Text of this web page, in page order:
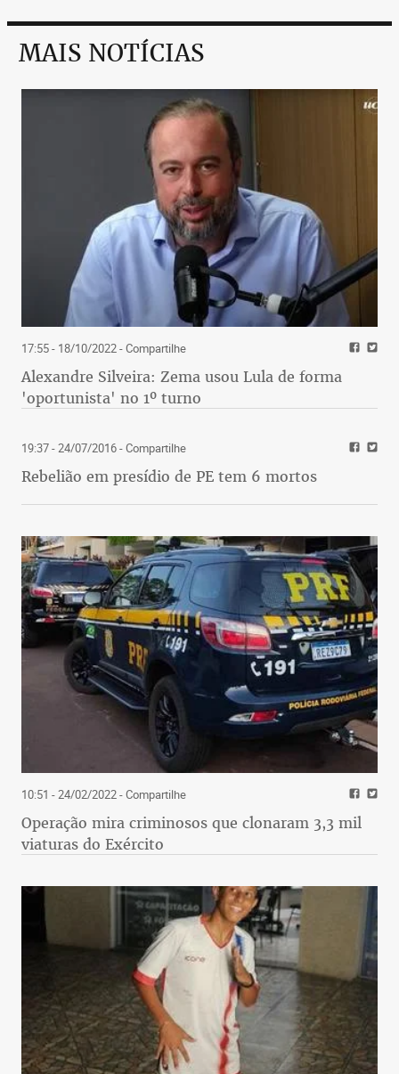
MAIS NOTÍCIAS
17:55 - 18/10/2022- Compartilhe
Alexandre Silveira: Zema usou Lula de forma
'oportunista' no 1º turno
19:37 - 24/07/2016- Compartilhe
Rebelião em presídio de PE tem 6 mortos
10:51 - 24/02/2022- Compartilhe
Operação mira criminosos que clonaram 3,3 mil
viaturas do Exército